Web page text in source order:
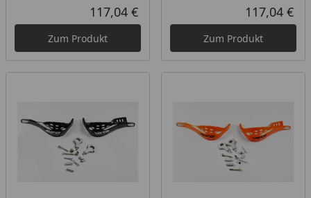
Aktueller Preis
117,04 €
Zum Produkt
117,04 €
Zum Produkt